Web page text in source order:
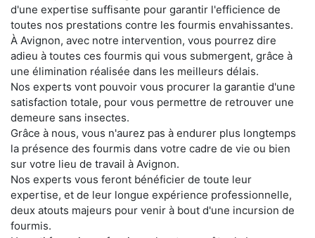
d'une expertise suffisante pour garantir l'efficience de
toutes nos prestations contre les fourmis envahissantes.
À Avignon, avec notre intervention, vous pourrez dire
adieu à toutes ces fourmis qui vous submergent, grâce à
une élimination réalisée dans les meilleurs délais.
Nos experts vont pouvoir vous procurer la garantie d'une
satisfaction totale, pour vous permettre de retrouver une
demeure sans insectes.
Grâce à nous, vous n'aurez pas à endurer plus longtemps
la présence des fourmis dans votre cadre de vie ou bien
sur votre lieu de travail à Avignon.
Nos experts vous feront bénéficier de toute leur
expertise, et de leur longue expérience professionnelle,
deux atouts majeurs pour venir à bout d'une incursion de
fourmis.